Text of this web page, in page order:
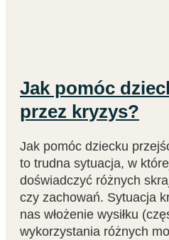
Jak pomóc
przez kryzys?
Jak pomóc dziecku
to trudna sytuacja, w
doświadczyć różnych
czy zachowań. Sytuacja
nas włożenie wysiłku
wykorzystania różnych